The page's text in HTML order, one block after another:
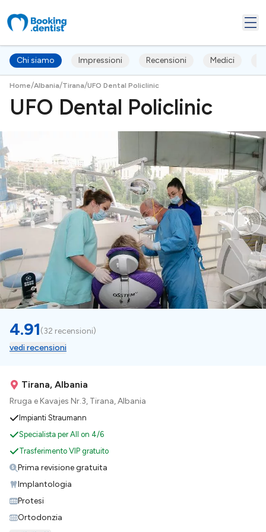
Chi siamo Impressioni Recensioni Medici
Home/Albania/Tirana/UFO Dental Policlinic
UFO Dental Policlinic
4.91(32 recensioni)
vedi recensioni
Tirana, Albania
Rruga e Kavajes Nr.3, Tirana, Albania
Impianti Straumann
Specialista per All on 4/6
Trasferimento VIP gratuito
Prima revisione gratuita
Implantologia
Protesi
Ortodonzia